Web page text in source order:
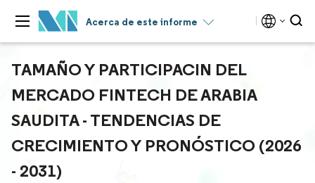
Acerca de este informe
TAMAÑO Y PARTICIPACIN DEL
MERCADO FINTECH DE ARABIA
SAUDITA - TENDENCIAS DE
CRECIMIENTO Y PRONÓSTICO (2026
- 2031)